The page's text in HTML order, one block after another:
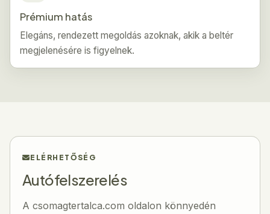
Prémium hatás
Elegáns, rendezett megoldás azoknak, akik a beltér
megjelenésére is figyelnek.
ELÉRHETŐSÉG
Autófelszerelés
A csomagtertalca.com oldalon könnyedén